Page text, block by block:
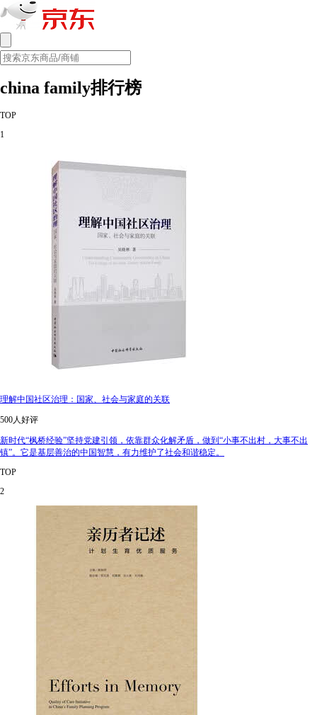
china family排行榜
TOP
1
理解中国社区治理：国家、社会与家庭的关联
500人好评
新时代“枫桥经验”坚持党建引领，依靠群众化解矛盾，做到“小事不出村，大事不出
镇”。它是基层善治的中国智慧，有力维护了社会和谐稳定。
TOP
2